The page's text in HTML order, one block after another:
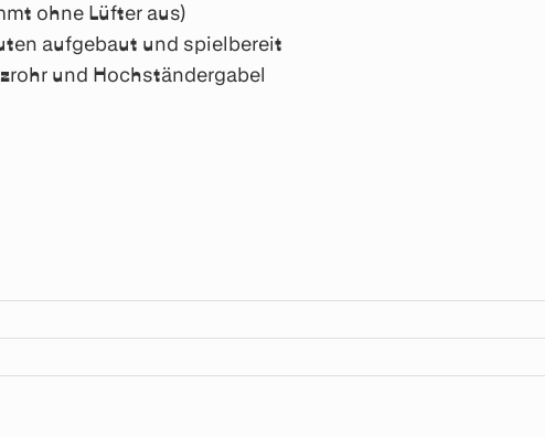
ohne Lüfter aus)
aufgebaut und spielbereit
und Hochständergabel